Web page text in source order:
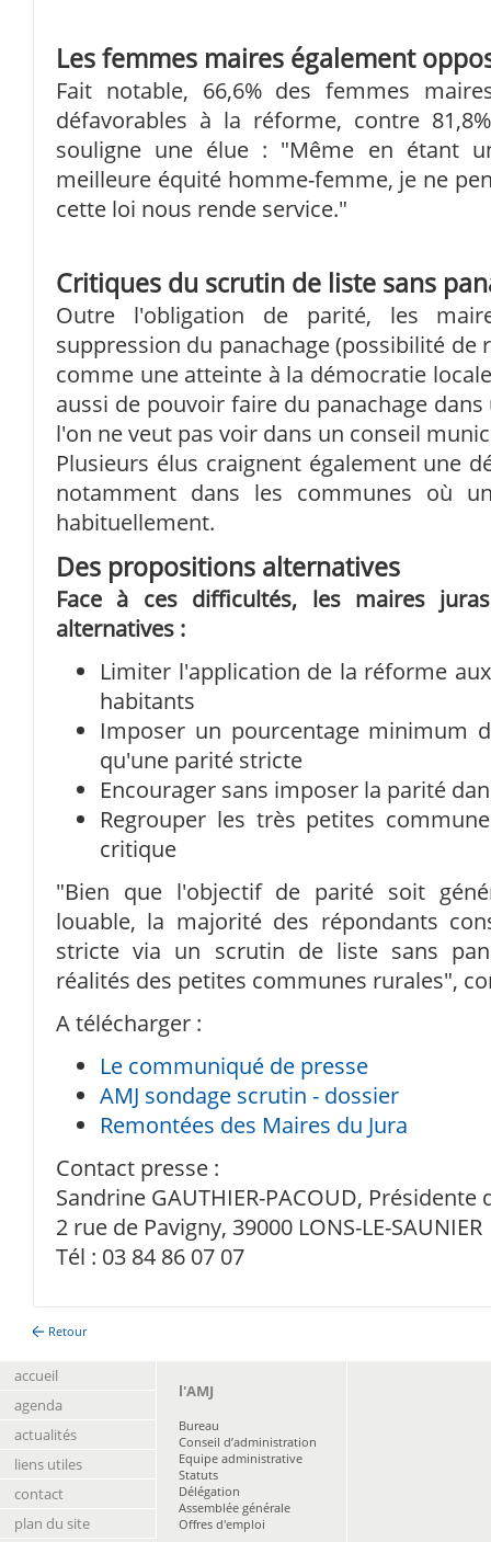
Les femmes maires également
Fait notable, 66,6% des femmes
défavorables à la réforme, contre
souligne une élue : "Même en étant
meilleure équité homme-femme, je ne
cette loi nous rende service."
Critiques du scrutin de liste sans
Outre l'obligation de parité, les
suppression du panachage (possibilité de
comme une atteinte à la démocratie
aussi de pouvoir faire du panachage
l'on ne veut pas voir dans un conseil
Plusieurs élus craignent également une
notamment dans les communes où
habituellement.
Des propositions alternatives
Face à ces difficultés, les maires
alternatives :
Limiter l'application de la réforme
habitants
Imposer un pourcentage minimum
qu'une parité stricte
Encourager sans imposer la parité
Regrouper les très petites
critique
"Bien que l'objectif de parité soit
louable, la majorité des répondants
stricte via un scrutin de liste sans
réalités des petites communes rurales",
A télécharger :
Le communiqué de presse
AMJ sondage scrutin - dossier
Remontées des Maires du Jura
Contact presse :
Sandrine GAUTHIER-PACOUD, Présidente
2 rue de Pavigny, 39000 LONS-LE-SAUNIER
Tél : 03 84 86 07 07
Retour
accueil
agenda
actualités
liens utiles
contact
plan du site
l'AMJ
Bureau
Conseil d’administration
Equipe administrative
Statuts
Délégation
Assemblée générale
Offres d'emploi